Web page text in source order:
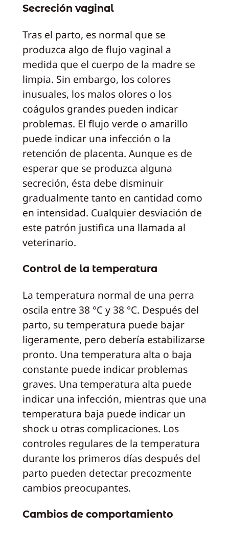
Secreción vaginal
Tras el parto, es normal que se
produzca algo de flujo vaginal a
medida que el cuerpo de la madre se
limpia. Sin embargo, los colores
inusuales, los malos olores o los
coágulos grandes pueden indicar
problemas. El flujo verde o amarillo
puede indicar una infección o la
retención de placenta. Aunque es de
esperar que se produzca alguna
secreción, ésta debe disminuir
gradualmente tanto en cantidad como
en intensidad. Cualquier desviación de
este patrón justifica una llamada al
veterinario.
Control de la temperatura
La temperatura normal de una perra
oscila entre 38 °C y 38 °C. Después del
parto, su temperatura puede bajar
ligeramente, pero debería estabilizarse
pronto. Una temperatura alta o baja
constante puede indicar problemas
graves. Una temperatura alta puede
indicar una infección, mientras que una
temperatura baja puede indicar un
shock u otras complicaciones. Los
controles regulares de la temperatura
durante los primeros días después del
parto pueden detectar precozmente
cambios preocupantes.
Cambios de comportamiento